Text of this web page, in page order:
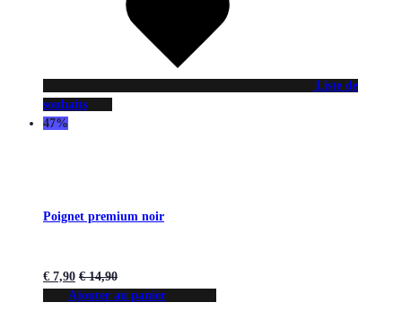
Liste de
souhaits
47%
Poignet premium noir
€ 7,90 €14,90
Ajouter au panier